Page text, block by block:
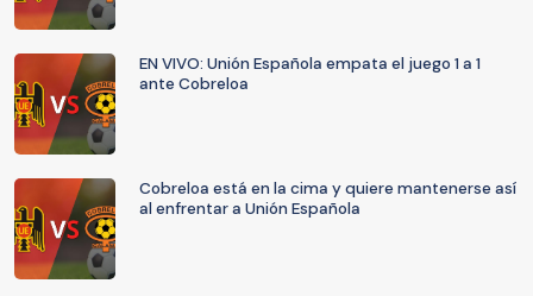
EN VIVO: Unión Española empata el juego 1 a 1
ante Cobreloa
Cobreloa está en la cima y quiere mantenerse así
al enfrentar a Unión Española